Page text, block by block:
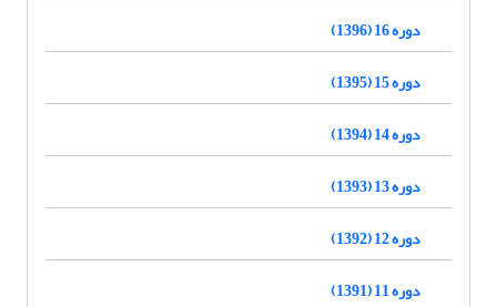
دوره 16 (1396)
دوره 15 (1395)
دوره 14 (1394)
دوره 13 (1393)
دوره 12 (1392)
دوره 11 (1391)